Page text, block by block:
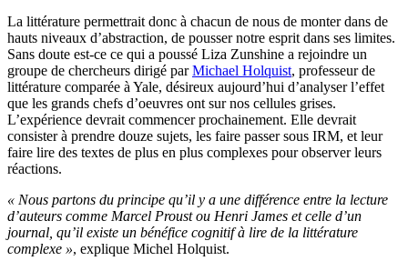
La littérature permettrait donc à chacun de nous de monter dans de
hauts niveaux d’abstraction, de pousser notre esprit dans ses limites.
Sans doute est-ce ce qui a poussé Liza Zunshine a rejoindre un
groupe de chercheurs dirigé parMichael Holquist, professeur de
littérature comparée à Yale, désireux aujourd’hui d’analyser l’effet
que les grands chefs d’oeuvres ont sur nos cellules grises.
L’expérience devrait commencer prochainement. Elle devrait
consister à prendre douze sujets, les faire passer sous IRM, et leur
faire lire des textes de plus en plus complexes pour observer leurs
réactions.
« Nous partons du principe qu’il y a une différence entre la lecture
d’auteurs comme Marcel Proust ou Henri James et celle d’un
journal, qu’il existe un bénéfice cognitif à lire de la littérature
complexe », explique Michel Holquist.